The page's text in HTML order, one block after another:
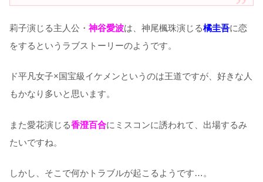
莉子演じる主人公・ 神谷愛波は、神尾楓珠演じる橘圭吾に恋
をするというラブストーリーのようです。
ド平凡女子×国宝級イケメンというのは王道ですが、好きな人
もかなり多いと思います。
また愛花演じる香澄百合にミスコンに誘われて、出場するみ
たいですね。
しかし、そこで何かトラブルが起こるようです…。